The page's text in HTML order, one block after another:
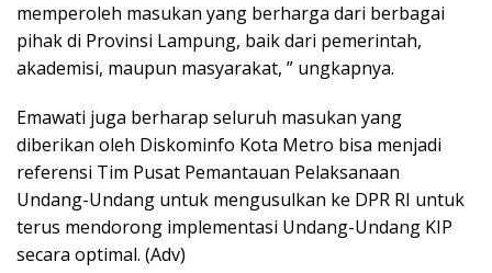
memperoleh masukan yang berharga dari berbagai
pihak di Provinsi Lampung, baik dari pemerintah,
akademisi, maupun masyarakat, ” ungkapnya.
Emawati juga berharap seluruh masukan yang
diberikan oleh Diskominfo Kota Metro bisa menjadi
referensi Tim Pusat Pemantauan Pelaksanaan
Undang-Undang untuk mengusulkan ke DPR RI untuk
terus mendorong implementasi Undang-Undang KIP
secara optimal. (Adv)